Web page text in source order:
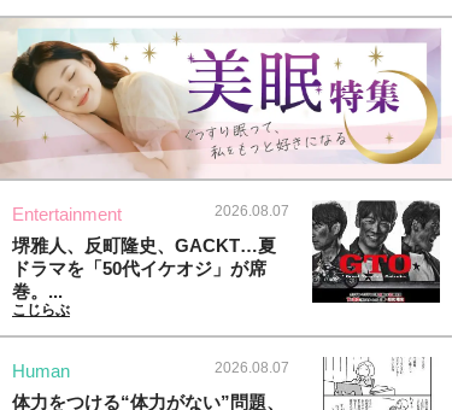
Entertainment 2026.08.07
堺雅人、反町隆史、GACKT…夏
ドラマを「50代イケオジ」が席
巻。...
こじらぶ
Human 2026.08.07
体力をつける“体力がない”問題、